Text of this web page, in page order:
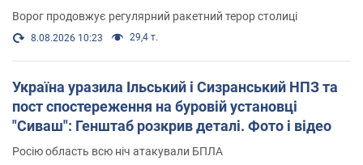
Ворог продовжує регулярний ракетний терор столиці
8.08.2026 10:23 29,4 т.
Україна уразила Ільський і Сизранський НПЗ та
пост спостереження на буровій установці
"Сиваш": Генштаб розкрив деталі. Фото і відео
Росію область всю ніч атакували БПЛА